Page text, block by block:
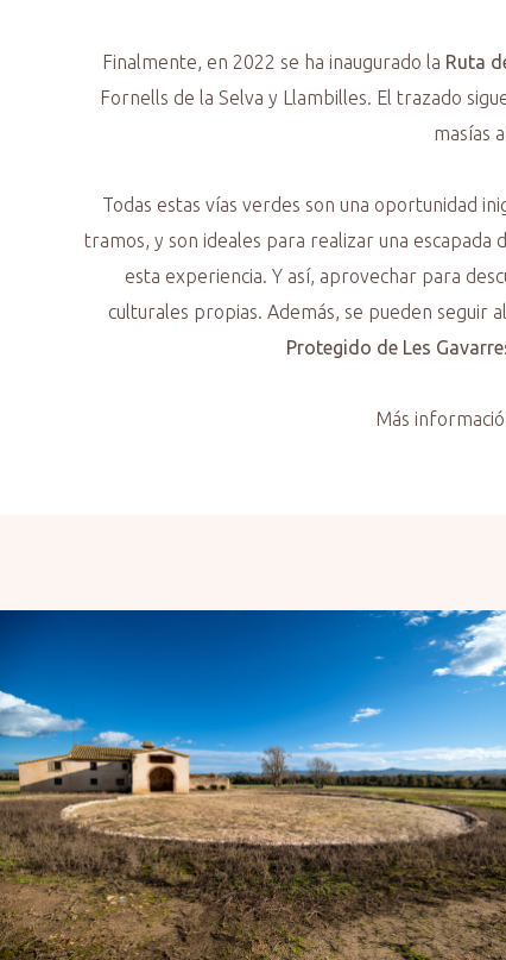
Finalmente, en 2022 se ha inaugurado la Ruta
Fornells de la Selva y Llambilles. El trazado
masías
Todas estas vías verdes son una oportunidad
tramos, y son ideales para realizar una escapada
esta experiencia. Y así, aprovechar para
culturales propias. Además, se pueden
Protegido de Les
Más